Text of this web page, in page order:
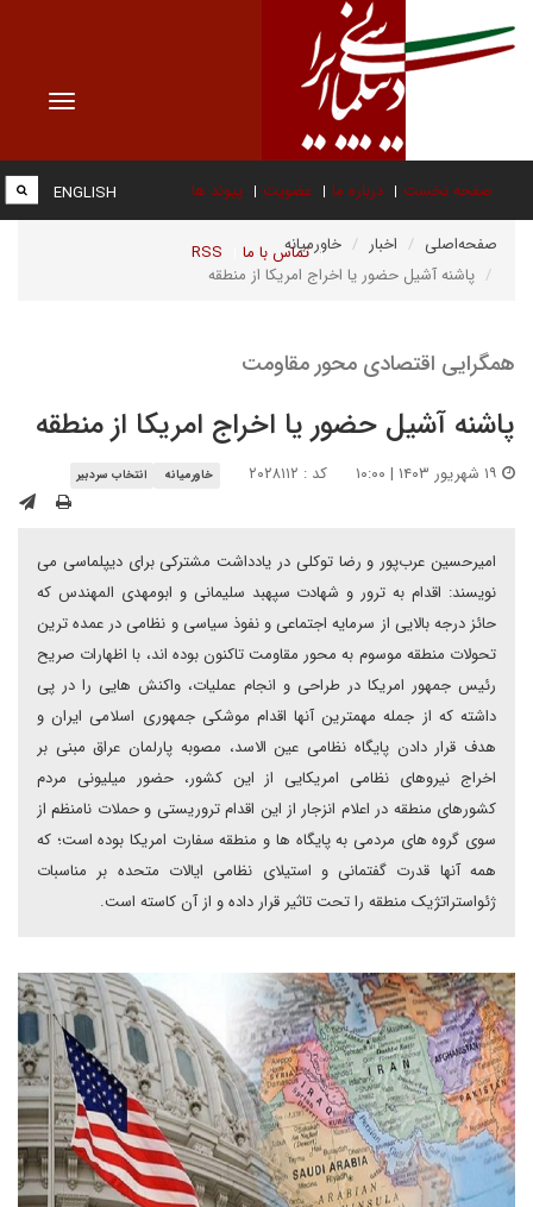
Toggle
صفحه نخست درباره ما عضویت پیوند ها
تماس با ما RSS
ENGLISH
صفحه‌اصلی اخبار
خاورمیانه
پاشنه آشیل حضور یا اخراج امریکا از منطقه
همگرایی اقتصادی محور مقاومت
پاشنه آشیل حضور یا اخراج امریکا از منطقه
کد : ۲۰۲۸۱۱۲ خاورمیانه انتخاب سردبیر
امیرحسین عرب‌پور و رضا توکلی در یادداشت مشترکی برای دیپلماسی می
نویسند: اقدام به ترور و شهادت سپهبد سلیمانی و ابومهدی المهندس که
حائز درجه بالایی از سرمایه اجتماعی و نفوذ سیاسی و نظامی در عمده ترین
تحولات منطقه موسوم به محور مقاومت تاکنون بوده اند، با اظهارات صریح
رئیس جمهور امریکا در طراحی و انجام عملیات، واکنش هایی را در پی
داشته که از جمله مهمترین آنها اقدام موشکی جمهوری اسلامی ایران و
هدف قرار دادن پایگاه نظامی عین الاسد، مصوبه پارلمان عراق مبنی بر
اخراج نیروهای نظامی امریکایی از این کشور، حضور میلیونی مردم
کشورهای منطقه در اعلام انزجار از این اقدام تروریستی و حملات نامنظم از
سوی گروه های مردمی به پایگاه ها و منطقه سفارت امریکا بوده است؛ که
همه آنها قدرت گفتمانی و استیلای نظامی ایالات متحده بر مناسبات
ژئواستراتژیک منطقه را تحت تاثیر قرار داده و از آن کاسته است.